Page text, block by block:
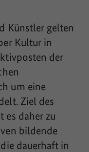
Künstler gelten
Kultur in
der
um eine
Ziel des
es daher zu
bildende
dauerhaft in